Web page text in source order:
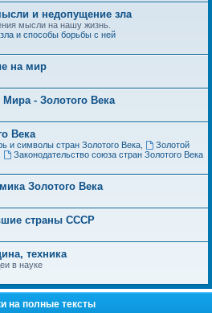
и недопущение зла
мысли на нашу жизнь.
и способы борьбы с ней
на мир
- Золотого Века
Века
и символы стран Золотого Века,
Золотой
Законодательство союза стран Золотого Века
Золотого Века
страны СССР
техника
в науке
на полные тексты